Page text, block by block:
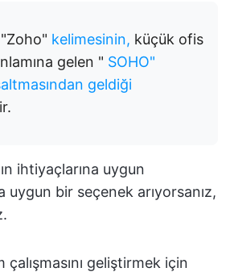
"Zoho" kelimesinin, küçük ofis
gelen " SOHO"
geldiği
ihtiyaçlarına uygun
uygun bir seçenek arıyorsanız,
çalışmasını geliştirmek için